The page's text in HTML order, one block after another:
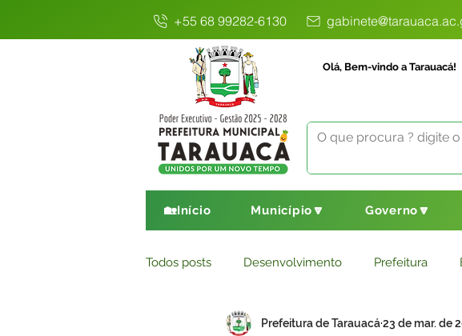
+55 68 99282-6130
Olá, Bem-vindo a Tarauacá!
🏡Início Município🔽 Governo🔽
Todos posts Desenvolvimento Prefeitura
Comunicado Educação
Prefeitura de Tarauacá23 de mar. de